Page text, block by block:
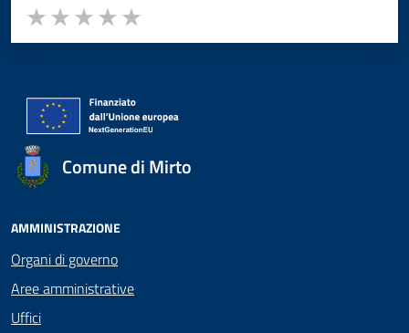
Valuta da 1 a 5 stelle la pagina
Valuta 5 stelle su 5
Valuta 4 stelle su 5
Valuta 3 stelle su 5
Valuta 2 stelle su 5
Valuta 1 stelle su 5
Comune di Mirto
AMMINISTRAZIONE
Organi di governo
Aree amministrative
Uffici